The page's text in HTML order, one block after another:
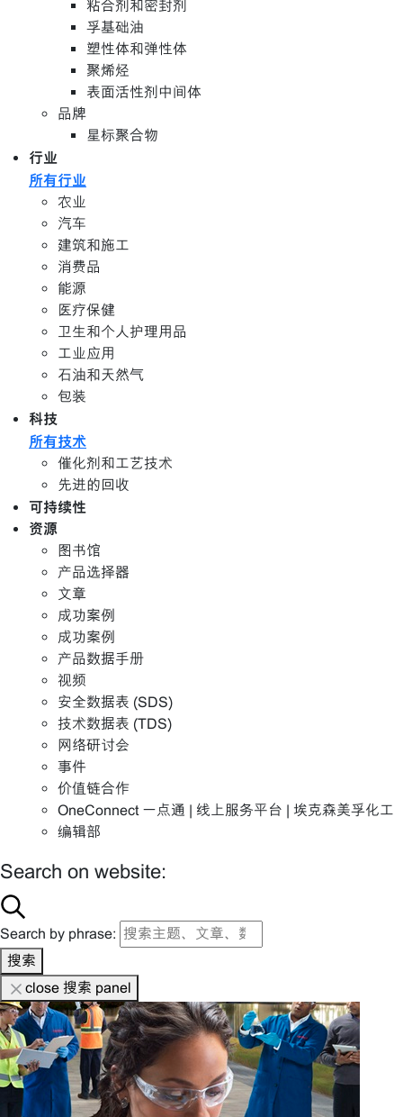
粘合剂和密封剂
孚基础油
塑性体和弹性体
聚烯烃
表面活性剂中间体
品牌
星标聚合物
行业
所有行业
农业
汽车
建筑和施工
消费品
能源
医疗保健
卫生和个人护理用品
工业应用
石油和天然气
包装
科技
所有技术
催化剂和工艺技术
先进的回收
可持续性
资源
图书馆
产品选择器
文章
成功案例
成功案例
产品数据手册
视频
安全数据表 (SDS)
技术数据表 (TDS)
网络研讨会
事件
价值链合作
OneConnect 一点通 | 线上服务平台 | 埃克森美孚化工
编辑部
Search on website:
Search by phrase:
搜索
close 搜索 panel